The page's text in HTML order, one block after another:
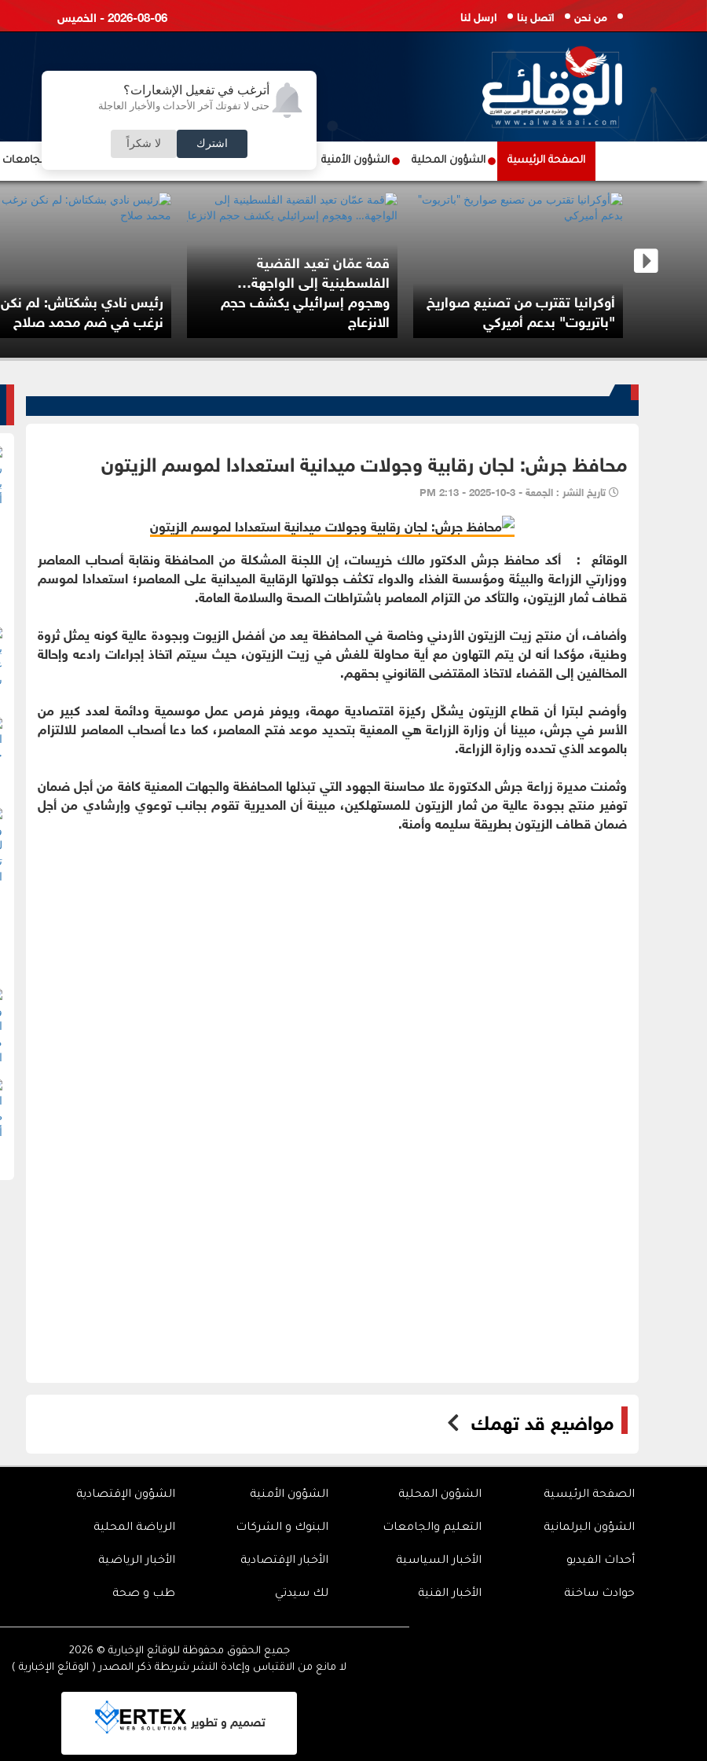
أترغب في تفعيل الإشعارات؟
حتى لا تفوتك آخر الأحداث والأخبار العاجلة
اشترك لا شكراً
من نحن اتصل بنا ارسل لنا 2026-08-06 - الخميس
الصفحة الرئيسية الشؤون المحلية الشؤون الأمنية الشؤون الإقتصادية الشؤون البرلمانية التعليم والجامعات
أوكرانيا تقترب من تصنيع صواريخ
"باتريوت" بدعم أميركي
قمة عمّان تعيد القضية
الفلسطينية إلى الواجهة…
وهجوم إسرائيلي يكشف حجم
الانزعاج
رئيس نادي بشكتاش: لم نكن
نرغب في ضم محمد صلاح
محافظ جرش: لجان رقابية وجولات ميدانية استعدادا لموسم الزيتون
تاريخ النشر : الجمعة - 3-10-2025 - 2:13 PM
الوقائع : أكد محافظ جرش الدكتور مالك خريسات، إن اللجنة المشكلة من المحافظة ونقابة أصحاب المعاصر
ووزارتي الزراعة والبيئة ومؤسسة الغذاء والدواء تكثف جولاتها الرقابية الميدانية على المعاصر؛ استعدادا لموسم
قطاف ثمار الزيتون، والتأكد من التزام المعاصر باشتراطات الصحة والسلامة العامة.
وأضاف، أن منتج زيت الزيتون الأردني وخاصة في المحافظة يعد من أفضل الزيوت وبجودة عالية كونه يمثل ثروة
وطنية، مؤكدا أنه لن يتم التهاون مع أية محاولة للغش في زيت الزيتون، حيث سيتم اتخاذ إجراءات رادعه وإحالة
المخالفين إلى القضاء لاتخاذ المقتضى القانوني بحقهم.
وأوضح لبترا أن قطاع الزيتون يشكّل ركيزة اقتصادية مهمة، ويوفر فرص عمل موسمية ودائمة لعدد كبير من
الأسر في جرش، مبينا أن وزارة الزراعة هي المعنية بتحديد موعد فتح المعاصر، كما دعا أصحاب المعاصر للالتزام
بالموعد الذي تحدده وزارة الزراعة.
وثمنت مديرة زراعة جرش الدكتورة علا محاسنة الجهود التي تبذلها المحافظة والجهات المعنية كافة من أجل ضمان
توفير منتج بجودة عالية من ثمار الزيتون للمستهلكين، مبينة أن المديرية تقوم بجانب توعوي وإرشادي من أجل
ضمان قطاف الزيتون بطريقة سليمه وأمنة.
مواضيع قد تهمك
الصفحة الرئيسية الشؤون المحلية الشؤون الأمنية الشؤون الإقتصادية
الشؤون البرلمانية التعليم والجامعات البنوك و الشركات الرياضة المحلية
أحداث الفيديو الأخبار السياسية الأخبار الإقتصادية الأخبار الرياضية
حوادث ساخنة الأخبار الفنية لك سيدتي طب و صحة
جميع الحقوق محفوظة للوقائع الإخبارية © 2026
لا مانع من الاقتباس وإعادة النشر شريطة ذكر المصدر ( الوقائع الإخبارية )
تصميم و تطوير